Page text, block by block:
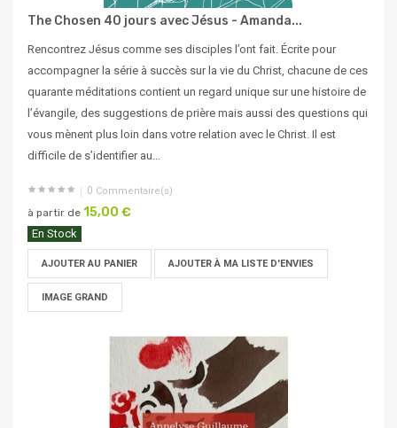
The Chosen 40 jours avec Jésus - Amanda...
Rencontrez Jésus comme ses disciples l’ont fait. Écrite pour
accompagner la série à succès sur la vie du Christ, chacune de ces
quarante méditations contient un regard unique sur une histoire de
l’évangile, des suggestions de prière mais aussi des questions qui
vous mènent plus loin dans votre relation avec le Christ. Il est
difficile de s’identifier au...
0 Commentaire(s)
à partir de 15,00 €
En Stock
AJOUTER AU PANIER AJOUTER À MA LISTE D'ENVIES
IMAGE GRAND